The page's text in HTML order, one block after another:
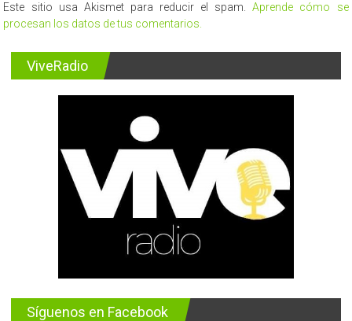
Enrique
Este sitio usa Akismet para reducir el spam.Aprende cómo se
procesan los datos de tus comentarios.
ViveRadio
Síguenos en Facebook